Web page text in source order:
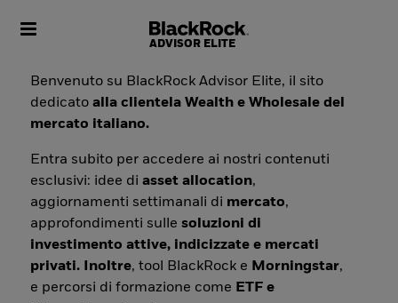
Toggle navigation
Benvenuto su BlackRock Advisor Elite, il sito
dedicatoalla clientela Wealth e Wholesale del
mercato italiano.
Entra subito per accedere ai nostri contenuti
esclusivi: idee diasset allocation,
aggiornamenti settimanali di mercato,
approfondimenti sullesoluzioni di
investimento attive, indicizzate e mercati
privati. Inoltre, tool BlackRock e Morningstar,
e percorsi di formazione come ETF e